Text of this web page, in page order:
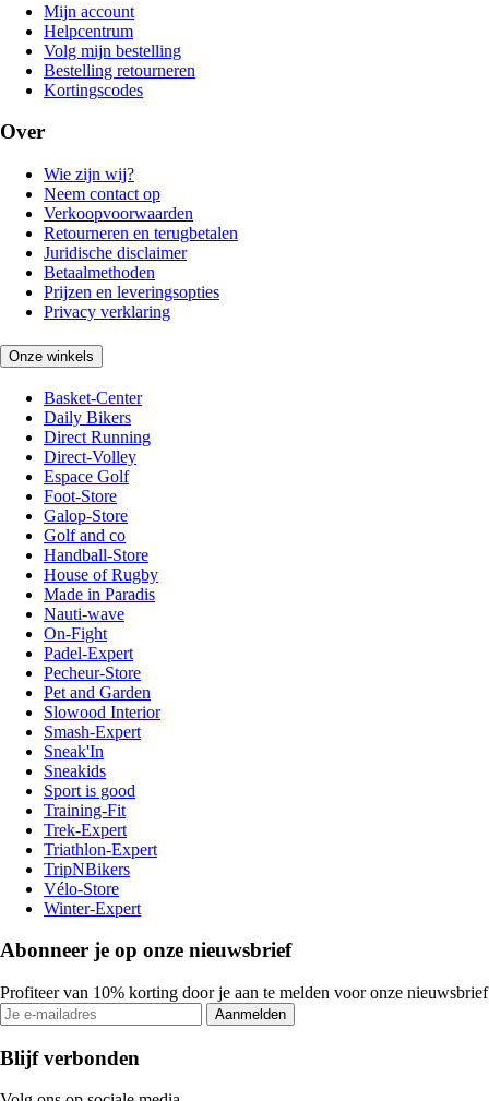
Mijn account
Helpcentrum
Volg mijn bestelling
Bestelling retourneren
Kortingscodes
Over
Wie zijn wij?
Neem contact op
Verkoopvoorwaarden
Retourneren en terugbetalen
Juridische disclaimer
Betaalmethoden
Prijzen en leveringsopties
Privacy verklaring
Onze winkels
Basket-Center
Daily Bikers
Direct Running
Direct-Volley
Espace Golf
Foot-Store
Galop-Store
Golf and co
Handball-Store
House of Rugby
Made in Paradis
Nauti-wave
On-Fight
Padel-Expert
Pecheur-Store
Pet and Garden
Slowood Interior
Smash-Expert
Sneak'In
Sneakids
Sport is good
Training-Fit
Trek-Expert
Triathlon-Expert
TripNBikers
Vélo-Store
Winter-Expert
Abonneer je op onze nieuwsbrief
Profiteer van 10% korting door je aan te melden voor onze nieuwsbrief
Aanmelden
Blijf verbonden